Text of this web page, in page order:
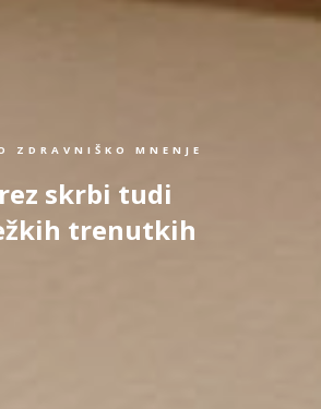
ZDRAVNIŠKO MNENJE
skrbi tudi
trenutkih